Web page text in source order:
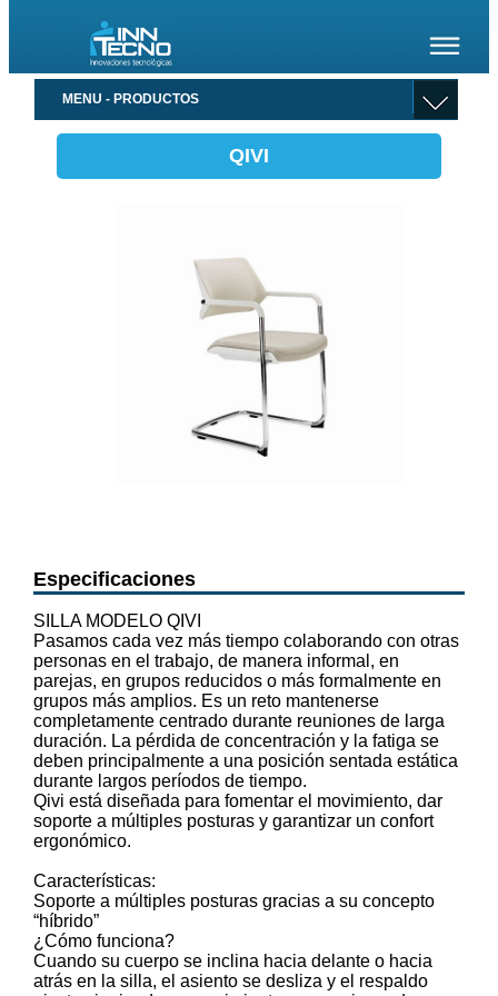
MENU - PRODUCTOS
QIVI
Especificaciones
SILLA MODELO QIVI
Pasamos cada vez más tiempo colaborando con otras
personas en el trabajo, de manera informal, en
parejas, en grupos reducidos o más formalmente en
grupos más amplios. Es un reto mantenerse
completamente centrado durante reuniones de larga
duración. La pérdida de concentración y la fatiga se
deben principalmente a una posición sentada estática
durante largos períodos de tiempo.
Qivi está diseñada para fomentar el movimiento, dar
soporte a múltiples posturas y garantizar un confort
ergonómico.
Características:
Soporte a múltiples posturas gracias a su concepto
“híbrido”
¿Cómo funciona?
Cuando su cuerpo se inclina hacia delante o hacia
atrás en la silla, el asiento se desliza y el respaldo